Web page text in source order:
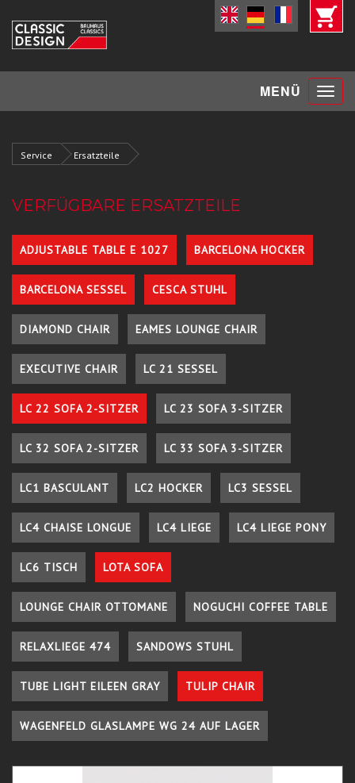
MENÜ Toggle
Service Ersatzteile
VERFÜGBARE ERSATZTEILE
ADJUSTABLE TABLE E 1027 BARCELONA HOCKER
BARCELONA SESSEL CESCA STUHL
DIAMOND CHAIR EAMES LOUNGE CHAIR
EXECUTIVE CHAIR LC 21 SESSEL
LC 22 SOFA 2-SITZER LC 23 SOFA 3-SITZER
LC 32 SOFA 2-SITZER LC 33 SOFA 3-SITZER
LC1 BASCULANT LC2 HOCKER LC3 SESSEL
LC4 CHAISE LONGUE LC4 LIEGE LC4 LIEGE PONY
LC6 TISCH LOTA SOFA
LOUNGE CHAIR OTTOMANE NOGUCHI COFFEE TABLE
RELAXLIEGE 474 SANDOWS STUHL
TUBE LIGHT EILEEN GRAY TULIP CHAIR
WAGENFELD GLASLAMPE WG 24 AUF LAGER